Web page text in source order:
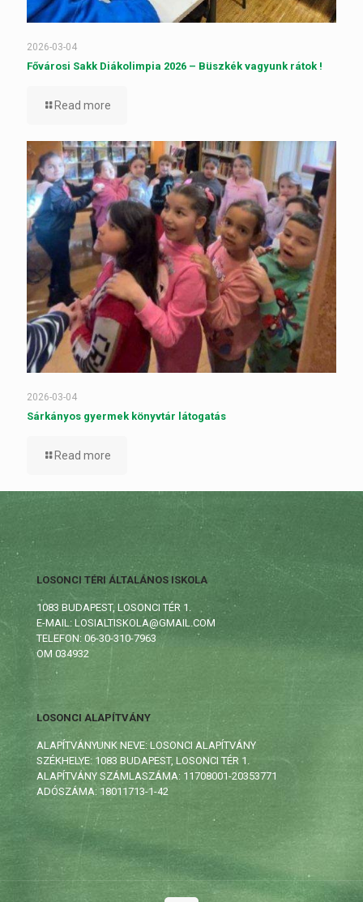
2026-03-04
Fővárosi Sakk Diákolimpia 2026 – Büszkék vagyunk rátok !
Read more
2026-03-04
Sárkányos gyermek könyvtár látogatás
Read more
LOSONCI TÉRI ÁLTALÁNOS ISKOLA
1083 BUDAPEST, LOSONCI TÉR 1.
E-MAIL: LOSIALTISKOLA@GMAIL.COM
TELEFON: 06-30-310-7963
OM 034932
LOSONCI ALAPÍTVÁNY
ALAPÍTVÁNYUNK NEVE: LOSONCI ALAPÍTVÁNY
SZÉKHELYE: 1083 BUDAPEST, LOSONCI TÉR 1.
ALAPÍTVÁNY SZÁMLASZÁMA: 11708001-20353771
ADÓSZÁMA: 18011713-1-42